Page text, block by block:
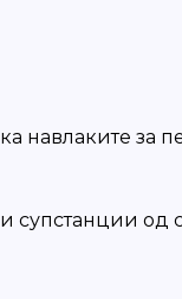
навлаките за
супстанции од